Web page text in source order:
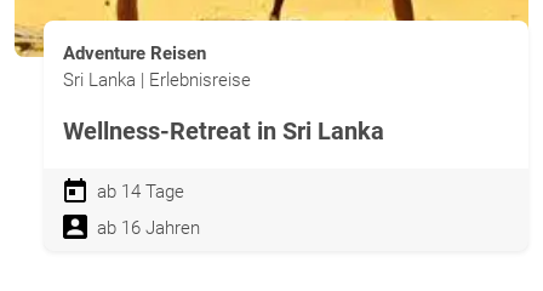
Adventure Reisen
Sri Lanka | Erlebnisreise
Wellness-Retreat in Sri Lanka
ab 14 Tage
ab 16 Jahren